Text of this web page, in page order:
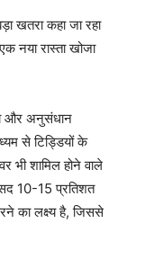
खतरा कहा जा रहा
नया रास्ता खोजा
और अनुसंधान
से टिड्डियों के
भी शामिल होने वाले
10-15 प्रतिशत
का लक्ष्य है, जिससे